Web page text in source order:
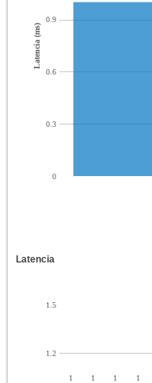
0
0.3
0.6
0.9
Latencia (ms)
Latencia
1.2
1.5
1 1 1 1